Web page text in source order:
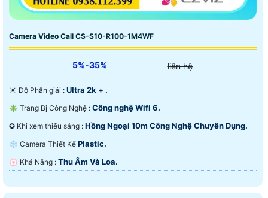
Camera Video Call CS-S10-R100-1M4WF
5%-35% liên hệ
☀️ Độ Phân giải : Ultra 2k + .
✳️ Trang Bị Công Nghệ : Công nghệ Wifi 6.
✪ Khi xem thiếu sáng : Hồng Ngoại 10m Công Nghệ Chuyên Dụng.
❄ Camera Thiết Kế Plastic.
️💮 Khả Năng : Thu Âm Và Loa.